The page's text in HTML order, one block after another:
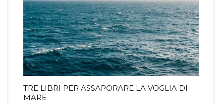
TRE LIBRI PER ASSAPORARE LA VOGLIA DI
MARE